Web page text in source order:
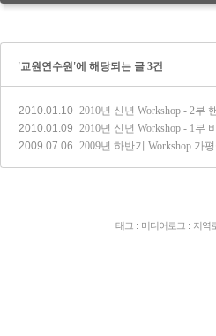
'교원연수원'에 해당되는 글 3건
2010.01.10 2010년 신년 Workshop - 2부
2010.01.09 2010년 신년 Workshop - 1부
2009.07.06 2009년 하반기 Workshop 가
태그 : 미디어로그 : 지역